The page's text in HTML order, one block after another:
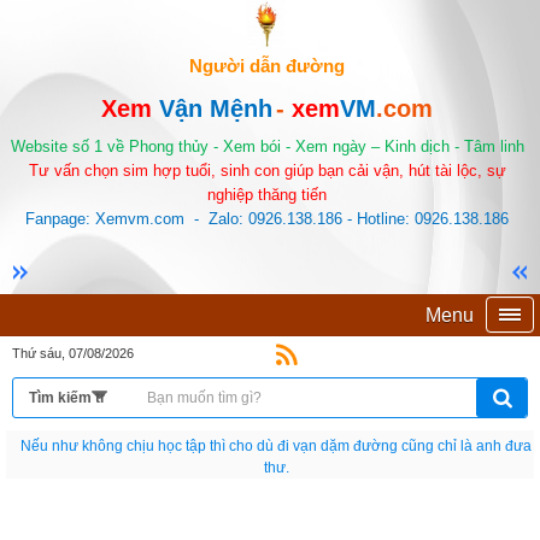
Người dẫn đường
Xem Vận Mệnh- xemVM.com
Website số 1 về Phong thủy - Xem bói - Xem ngày – Kinh dịch - Tâm linh
Tư vấn chọn sim hợp tuổi, sinh con giúp bạn cải vận, hút tài lộc, sự
nghiệp thăng tiến
Fanpage: Xemvm.com - Zalo: 0926.138.186 - Hotline: 0926.138.186
Menu
Thứ sáu, 07/08/2026
Nếu như không chịu học tập thì cho dù đi vạn dặm đường cũng chỉ là anh đưa
thư.